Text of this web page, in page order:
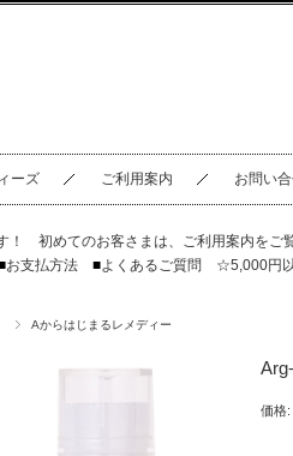
ーズ ご利用案内 お問い
！ 初めてのお客さまは、 ご利用案内をご
お支払方法 ■よくあるご質問 ☆5,000円
Aからはじまるレメディー
価格: